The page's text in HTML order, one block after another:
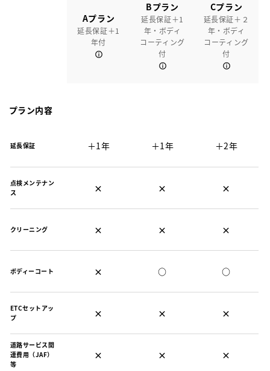
Aプラン
延長保証＋1
年付
Bプラン
延長保証＋1
年・ボディ
コーティング
付
Cプラン
延長保証＋２
年・ボディ
コーティング
付
プラン内容
延長保証 ＋1年 ＋1年 ＋2年
点検メンテナン
ス
× × ×
クリーニング × × ×
ボディーコート × ○ ○
ETCセットアッ
プ
× × ×
道路サービス関
連費用（JAF）
等
× × ×